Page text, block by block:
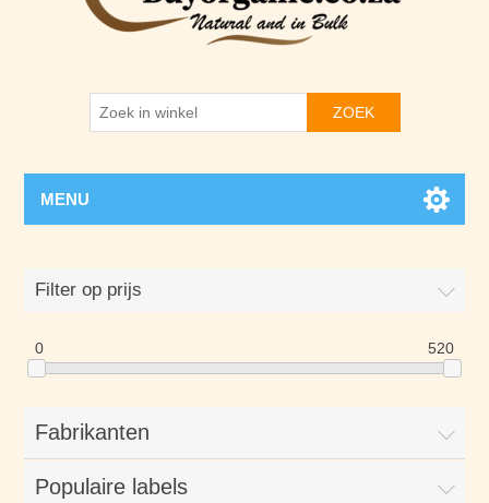
ZOEK
MENU
Filter op prijs
0 520
Fabrikanten
Populaire labels